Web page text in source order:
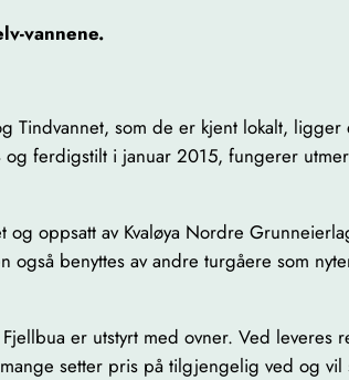
vannene.
Tindvannet, som de er kjent lokalt,
ferdigstilt i januar 2015, fungerer
og oppsatt av Kvaløya Nordre
også benyttes av andre turgåere som
er utstyrt med ovner. Ved
setter pris på tilgjengelig ved og vil